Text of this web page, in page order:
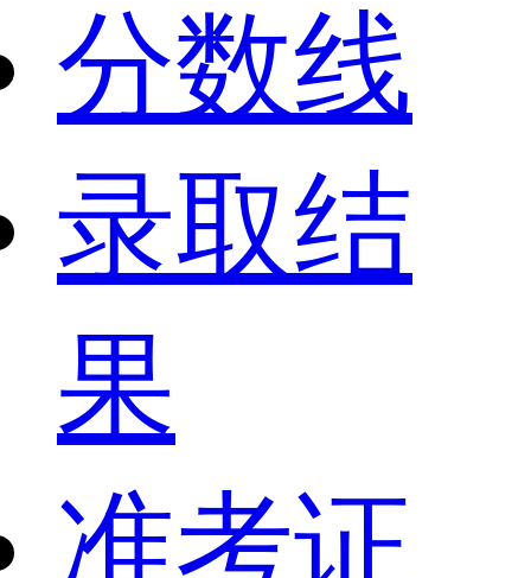
分数线
录取结
果
准考证